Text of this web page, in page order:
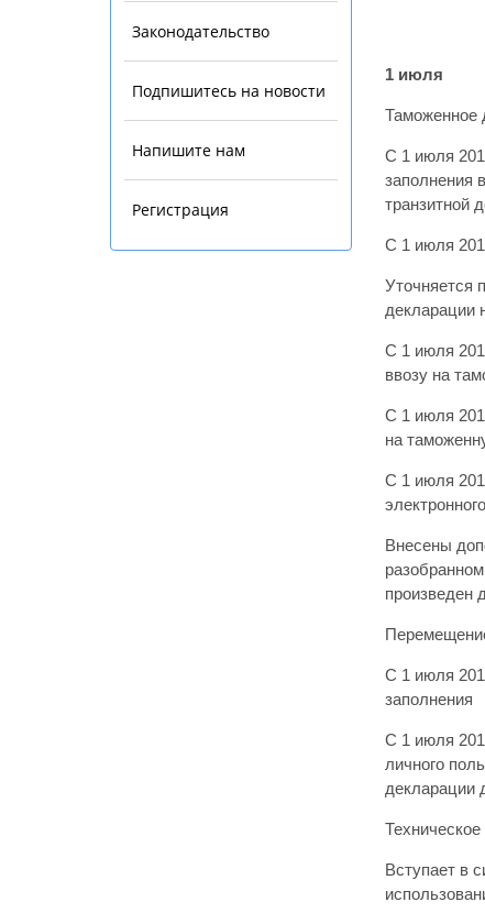
Законодательство
Подпишитесь на новости
Напишите нам
Регистрация
1 июля
Таможенное
С 1 июля
заполнения
транзитной
С 1 июля
Уточняется
декларации
С 1 июля
ввозу на
С 1 июля
на
С 1 июля
Внесены
произведен
С 1 июля
заполнения
С 1 июля
личного
декларации
Вступает в